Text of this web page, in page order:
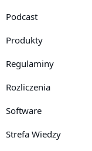
Podcast
Produkty
Regulaminy
Rozliczenia
Software
Strefa Wiedzy